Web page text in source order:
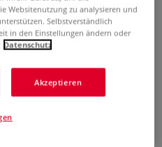
Produkt bestellen
Websitenutzung zu analysieren und
Selbstverständlich
in den Einstellungen ändern oder
Datenschutz
Akzeptieren